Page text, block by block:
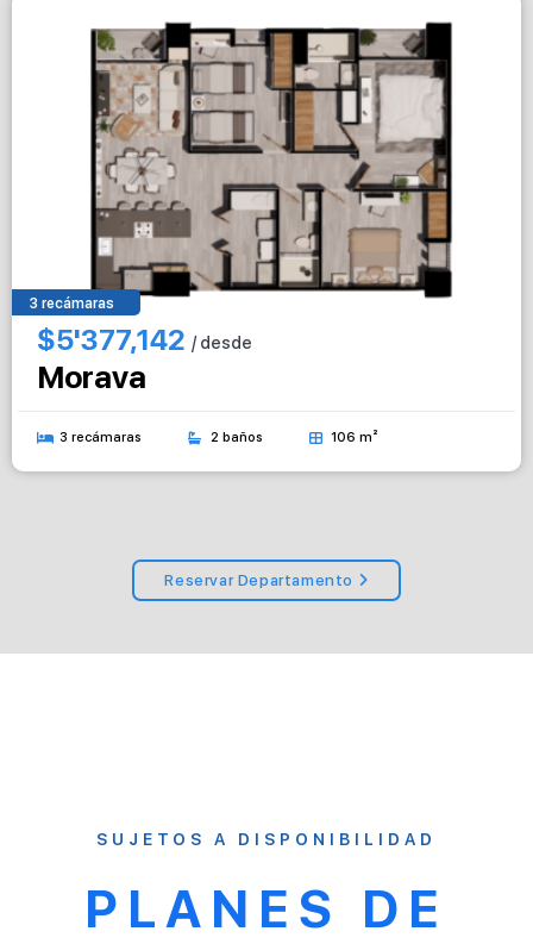
3 recámaras
$5'377,142 / desde
Morava
3 recámaras 2 baños 106 m²
Reservar Departamento
SUJETOS A DISPONIBILIDAD
PLANES DE